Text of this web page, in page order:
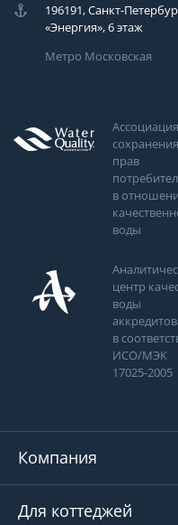
196191, Санкт-
«Энергия», 6 этаж
Метро Московская
Ассоциация
сохранения
прав
в
воды
центр
воды
в
ИСО/МЭК
17025-2005
Компания
Для коттеджей